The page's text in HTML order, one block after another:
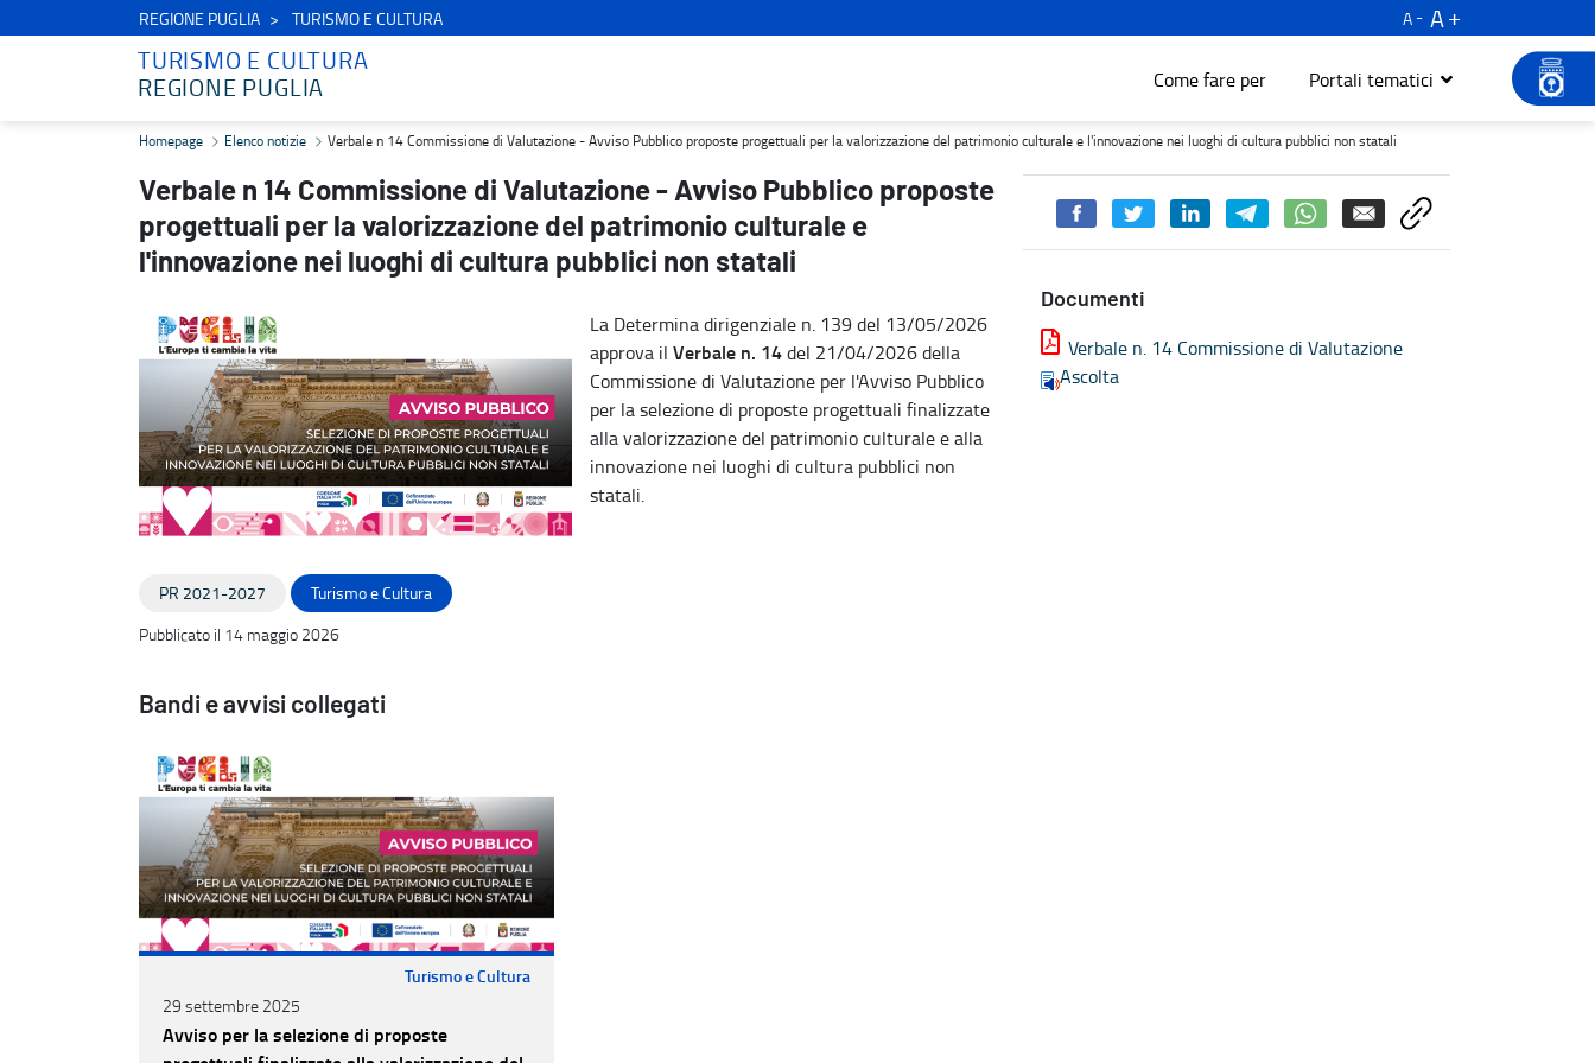
REGIONE PUGLIA TURISMO E CULTURA A
A
TURISMO E CULTURA
REGIONE PUGLIA
Come fare per Portali tematici
Verbale n 14 Commissione di Valutazione - Avviso Pubblico proposte progettuali per la valorizzazione del patrimonio culturale e l'innovazione nei luoghi di cultura pubblici non statali - Turismo e
Homepage Elenco notizie Verbale n 14 Commissione di Valutazione - Avviso Pubblico proposte progettuali per la valorizzazione del patrimonio culturale e l'innovazione nei luoghi di cultura pubblici non statali
Verbale n 14 Commissione di Valutazione - Avviso Pubblico proposte
progettuali per la valorizzazione del patrimonio culturale e
l'innovazione nei luoghi di cultura pubblici non statali
La Determina dirigenziale n. 139 del 13/05/2026
approva il Verbale n. 14del 21/04/2026 della
Commissione di Valutazione per l'Avviso Pubblico
per la selezione di proposte progettuali finalizzate
alla valorizzazione del patrimonio culturale e alla
innovazione nei luoghi di cultura pubblici non
statali.
Documenti
Verbale n. 14 Commissione di Valutazione
Ascolta
PR 2021-2027
Turismo e Cultura
Pubblicato il 14 maggio 2026
Bandi e avvisi collegati
Turismo e Cultura
29 settembre 2025
Avviso per la selezione di proposte